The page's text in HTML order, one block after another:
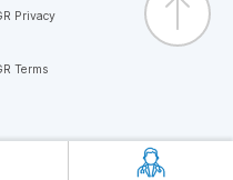
Privacy
Terms